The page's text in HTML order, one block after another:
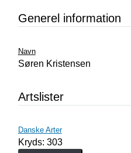
Generel information
Navn
Søren Kristensen
Artslister
Danske Arter
Kryds: 303